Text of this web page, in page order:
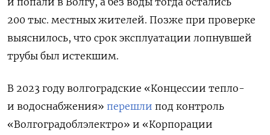
200 тыс. местных жителей. Позже при проверке
выяснилось, что срок эксплуатации лопнувшей
трубы был истекшим.
В 2023 году волгоградские «Концессии тепло-
и водоснабжения» перешли под контроль
«Волгоградоблэлектро» и «Корпорации